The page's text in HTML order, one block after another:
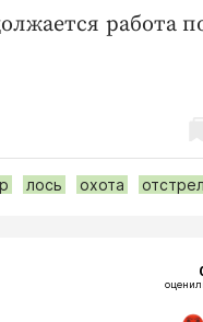
работа
лось охота отстрел